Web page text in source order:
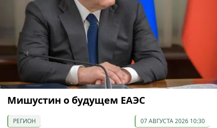
Мишустин о будущем ЕАЭС
РЕГИОН 07 АВГУСТА 2026 10:30